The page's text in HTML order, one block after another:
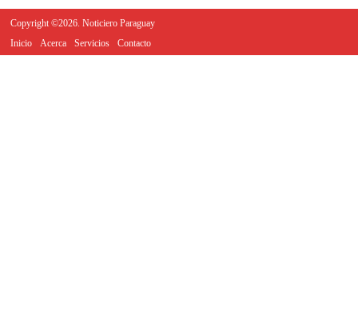
Copyright ©2026. Noticiero Paraguay
Inicio
Acerca Servicios Contacto